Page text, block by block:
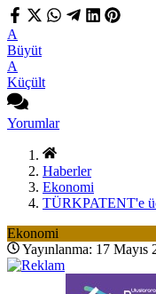
A
Büyüt
A
Küçült
Yorumlar
Haberler
Ekonomi
TÜRKPATENT'e
Ekonomi
Yayınlanma: 17 Mayıs